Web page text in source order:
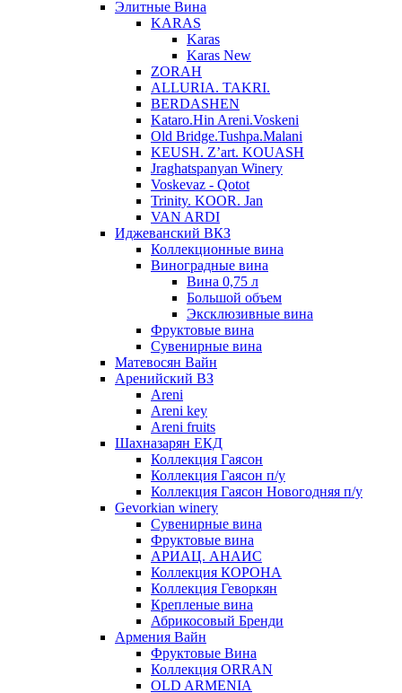
Элитные Вина
KARAS
Karas
Karas New
ZORAH
ALLURIA. TAKRI.
BERDASHEN
Kataro.Hin Areni.Voskeni
Old Bridge.Tushpa.Malani
KEUSH. Z’art. KOUASH
Jraghatspanyan Winery
Voskevaz - Qotot
Trinity. KOOR. Jan
VAN ARDI
Иджеванский ВКЗ
Коллекционные вина
Виноградные вина
Вина 0,75 л
Большой объем
Эксклюзивные вина
Фруктовые вина
Cувенирные вина
Матевосян Вайн
Аренийский ВЗ
Areni
Areni key
Areni fruits
Шахназарян ЕКД
Коллекция Гаясон
Коллекция Гаясон п/у
Коллекция Гаясон Новогодняя п/у
Gevorkian winery
Сувенирные вина
Фруктовые вина
АРИАЦ. АНАИС
Коллекция КОРОНА
Коллекция Геворкян
Крепленые вина
Абрикосовый Бренди
Армения Вайн
Фруктовые Вина
Коллекция ORRAN
OLD ARMENIA